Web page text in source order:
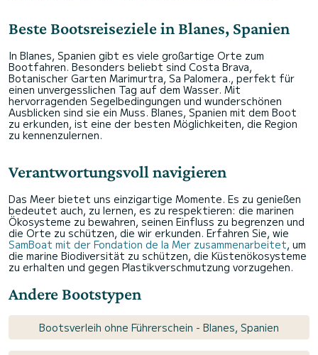
Beste Bootsreiseziele in Blanes, Spanien
In Blanes, Spanien gibt es viele großartige Orte zum
Bootfahren. Besonders beliebt sind Costa Brava,
Botanischer Garten Marimurtra, Sa Palomera., perfekt für
einen unvergesslichen Tag auf dem Wasser. Mit
hervorragenden Segelbedingungen und wunderschönen
Ausblicken sind sie ein Muss. Blanes, Spanien mit dem Boot
zu erkunden, ist eine der besten Möglichkeiten, die Region
zu kennenzulernen.
Verantwortungsvoll navigieren
Das Meer bietet uns einzigartige Momente. Es zu genießen
bedeutet auch, zu lernen, es zu respektieren: die marinen
Ökosysteme zu bewahren, seinen Einfluss zu begrenzen und
die Orte zu schützen, die wir erkunden. Erfahren Sie, wie
SamBoat mit der Fondation de la Mer zusammenarbeitet, um
die marine Biodiversität zu schützen, die Küstenökosysteme
zu erhalten und gegen Plastikverschmutzung vorzugehen.
Andere Bootstypen
Bootsverleih ohne Führerschein - Blanes, Spanien